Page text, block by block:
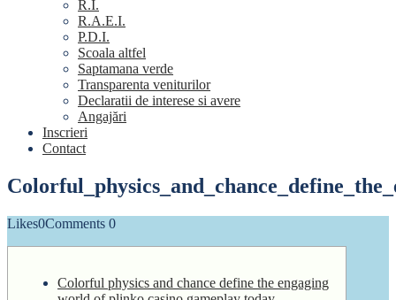
R.I.
R.A.E.I.
P.D.I.
Scoala altfel
Saptamana verde
Transparenta veniturilor
Declaratii de interese si avere
Angajări
Inscrieri
Contact
Likes0Comments 0
Colorful physics and chance define the engaging